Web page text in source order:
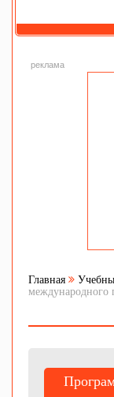
реклама
Главная
международного